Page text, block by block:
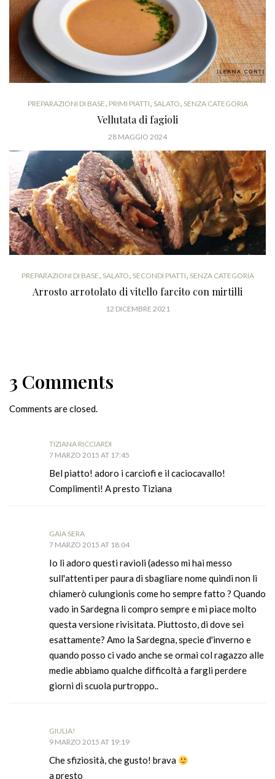
PREPARAZIONI DI BASE, PRIMI PIATTI, SALATO, SENZA CATEGORIA
Vellutata di fagioli
28 MAGGIO 2024
PREPARAZIONI DI BASE, SALATO, SECONDI PIATTI, SENZA CATEGORIA
Arrosto arrotolato di vitello farcito con mirtilli
12 DICEMBRE 2021
3 Comments
Comments are closed.
TIZIANA RICCIARDI
7 MARZO 2015 AT 17:45
Bel piatto! adoro i carciofi e il caciocavallo!
Complimenti! A presto Tiziana
GAIA SERA
7 MARZO 2015 AT 18:04
Io li adoro questi ravioli (adesso mi hai messo
sull'attenti per paura di sbagliare nome quindi non li
chiamerò culungionis come ho sempre fatto ? Quando
vado in Sardegna li compro sempre e mi piace molto
questa versione rivisitata. Piuttosto, di dove sei
esattamente? Amo la Sardegna, specie d'inverno e
quando posso ci vado anche se ormai col ragazzo alle
medie abbiamo qualche difficoltà a fargli perdere
giorni di scuola purtroppo..
GIULIA!
9 MARZO 2015 AT 19:19
Che sfiziosità, che gusto! brava
a presto